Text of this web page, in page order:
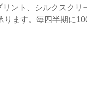
ント、シルクスク
ります。毎四半期に